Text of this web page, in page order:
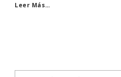
Leer Más…